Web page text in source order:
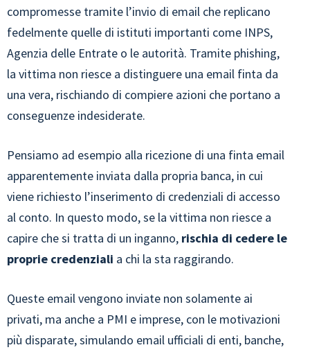
compromesse tramite l’invio di email che replicano
fedelmente quelle di istituti importanti come INPS,
Agenzia delle Entrate o le autorità. Tramite phishing,
la vittima non riesce a distinguere una email finta da
una vera, rischiando di compiere azioni che portano a
conseguenze indesiderate.
Pensiamo ad esempio alla ricezione di una finta email
apparentemente inviata dalla propria banca, in cui
viene richiesto l’inserimento di credenziali di accesso
al conto. In questo modo, se la vittima non riesce a
capire che si tratta di un inganno, rischia di cedere le
proprie credenziali a chi la sta raggirando.
Queste email vengono inviate non solamente ai
privati, ma anche a PMI e imprese, con le motivazioni
più disparate, simulando email ufficiali di enti, banche,